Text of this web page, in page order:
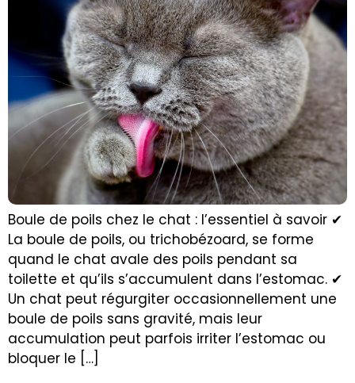
Boule de poils chez le chat : l’essentiel à savoir ✔
La boule de poils, ou trichobézoard, se forme
quand le chat avale des poils pendant sa
toilette et qu’ils s’accumulent dans l’estomac. ✔
Un chat peut régurgiter occasionnellement une
boule de poils sans gravité, mais leur
accumulation peut parfois irriter l’estomac ou
bloquer le […]